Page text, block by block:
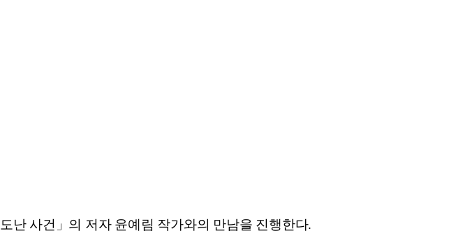
난 사건」의 저자 윤예림 작가와의 만남을 진행한다.